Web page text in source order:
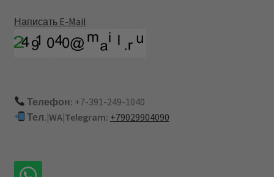
Написать E-Mail
Телефон: +7-391-249-1040
Тел.|WA|Telegram: +79029904090